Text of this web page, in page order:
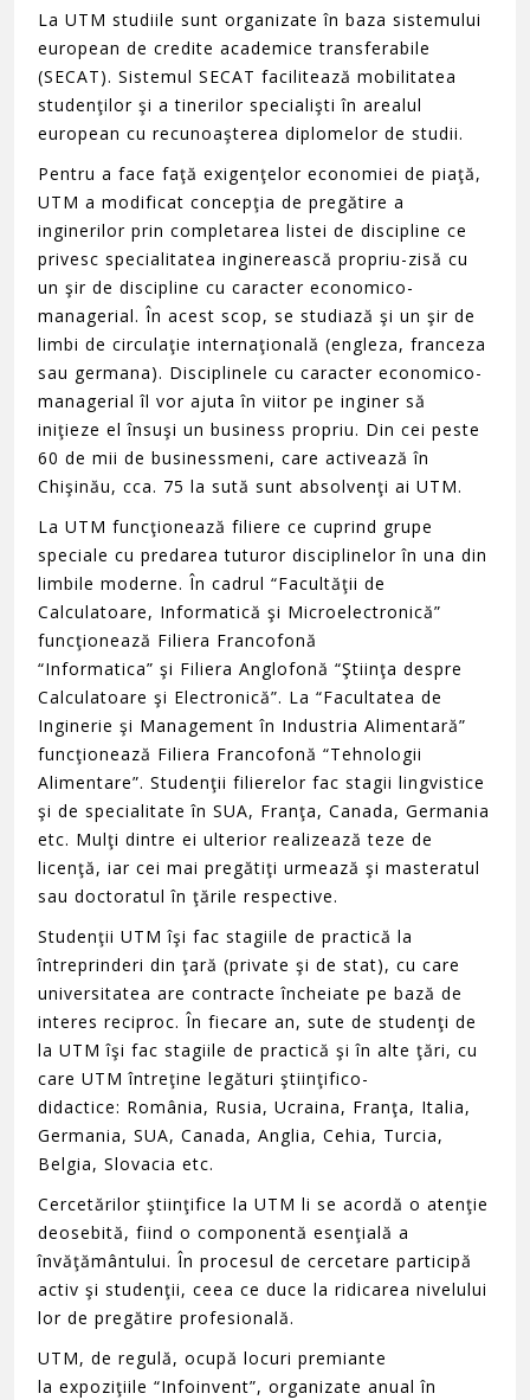
La UTM studiile sunt organizate în baza sistemului
european de credite academice transferabile
(SECAT). Sistemul SECAT facilitează mobilitatea
studenţilor şi a tinerilor specialişti în arealul
european cu recunoaşterea diplomelor de studii.
Pentru a face faţă exigenţelor economiei de piaţă,
UTM a modificat concepţia de pregătire a
inginerilor prin completarea listei de discipline ce
privesc specialitatea inginerească propriu-zisă cu
un şir de discipline cu caracter economico-
managerial. În acest scop, se studiază şi un şir de
limbi de circulaţie internaţională (engleza, franceza
sau germana). Disciplinele cu caracter economico-
managerial îl vor ajuta în viitor pe inginer să
iniţieze el însuşi un business propriu. Din cei peste
60 de mii de businessmeni, care activează în
Chişinău, cca. 75 la sută sunt absolvenţi ai UTM.
La UTM funcţionează filiere ce cuprind grupe
speciale cu predarea tuturor disciplinelor în una din
limbile moderne. În cadrul “Facultăţii de
Calculatoare, Informatică şi Microelectronică”
funcţionează Filiera Francofonă
“Informatica” şi Filiera Anglofonă “Ştiinţa despre
Calculatoare şi Electronică”. La “Facultatea de
Inginerie şi Management în Industria Alimentară”
funcţionează Filiera Francofonă “Tehnologii
Alimentare”. Studenţii filierelor fac stagii lingvistice
şi de specialitate în SUA, Franţa, Canada, Germania
etc. Mulţi dintre ei ulterior realizează teze de
licenţă, iar cei mai pregătiţi urmează şi masteratul
sau doctoratul în ţările respective.
Studenţii UTM îşi fac stagiile de practică la
întreprinderi din ţară (private şi de stat), cu care
universitatea are contracte încheiate pe bază de
interes reciproc. În fiecare an, sute de studenţi de
la UTM îşi fac stagiile de practică şi în alte ţări, cu
care UTM întreţine legături ştiinţifico-
didactice: România, Rusia, Ucraina, Franţa, Italia,
Germania, SUA, Canada, Anglia, Cehia, Turcia,
Belgia, Slovacia etc.
Cercetărilor ştiinţifice la UTM li se acordă o atenţie
deosebită, fiind o componentă esenţială a
învăţământului. În procesul de cercetare participă
activ şi studenţii, ceea ce duce la ridicarea nivelului
lor de pregătire profesională.
UTM, de regulă, ocupă locuri premiante
la expoziţiile “Infoinvent”, organizate anual în